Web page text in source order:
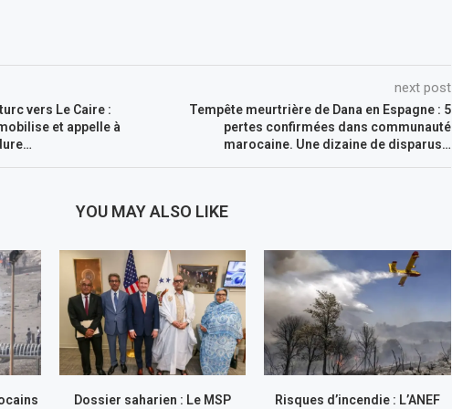
vers Le Caire :
et appelle à
next post
Tempête meurtrière de Dana en Espagne : 5
pertes confirmées dans communauté
marocaine. Une dizaine de disparus…
YOU MAY ALSO LIKE
Dossier saharien : Le MSP
Risques d’incendie : L’ANEF